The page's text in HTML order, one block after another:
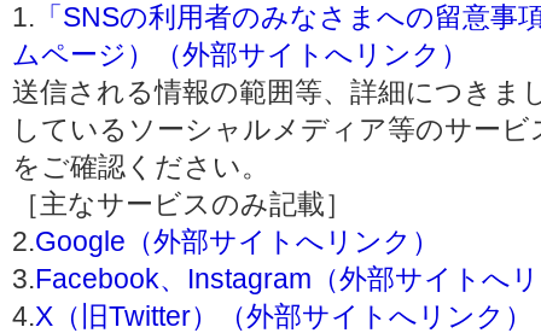
1. 「SNSの利用者のみなさまへの留意事
ムページ）（外部サイトへリンク）
送信される情報の範囲等、詳細につきま
しているソーシャルメディア等のサー
をご確認ください。
［主なサービスのみ記載］
2.Google（外部サイトへリンク）
3.Facebook、Instagram（外部サイトへ
4.X（旧Twitter）（外部サイトへリンク）